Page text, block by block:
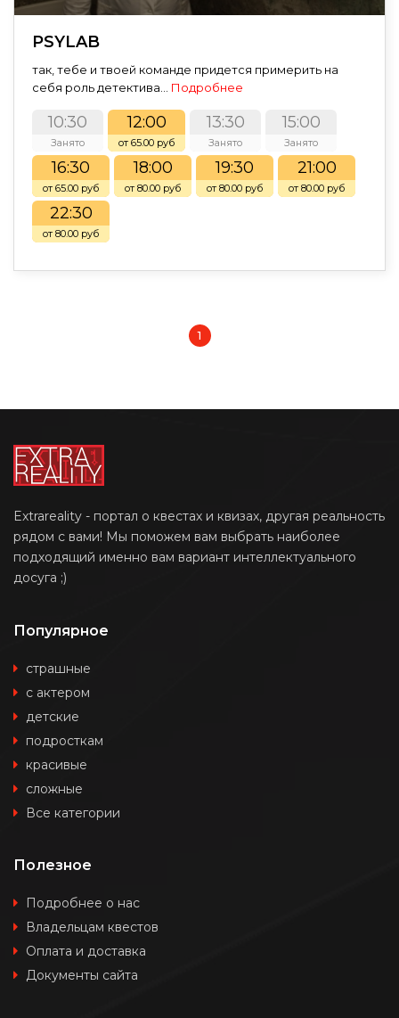
PSYLAB
так, тебе и твоей команде придется примерить на
себя роль детектива... Подробнее
10:30
Занято
12:00
от 65.00 руб
13:30
Занято
15:00
Занято
16:30
от 65.00 руб
18:00
от 80.00 руб
19:30
от 80.00 руб
21:00
от 80.00 руб
22:30
от 80.00 руб
1
Extrareality - портал о квестах и квизах, другая реальность
рядом с вами! Мы поможем вам выбрать наиболее
подходящий именно вам вариант интеллектуального
досуга ;)
Популярное
страшные
с актером
детские
подросткам
красивые
сложные
Все категории
Полезное
Подробнее о нас
Владельцам квестов
Оплата и доставка
Документы сайта